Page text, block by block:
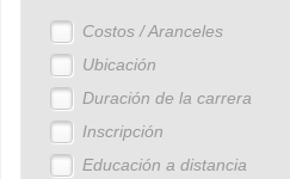
Costos / Aranceles
Ubicación
Duración de la carrera
Inscripción
Educación a distancia